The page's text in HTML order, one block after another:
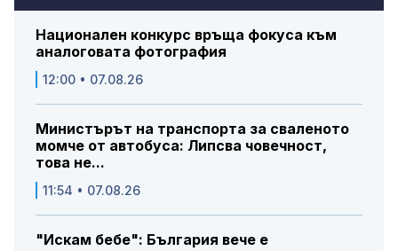
Национален конкурс връща фокуса към
аналоговата фотография
12:00 • 07.08.26
Министърът на транспорта за сваленото
момче от автобуса: Липсва човечност,
това не...
11:54 • 07.08.26
"Искам бебе": България вече е